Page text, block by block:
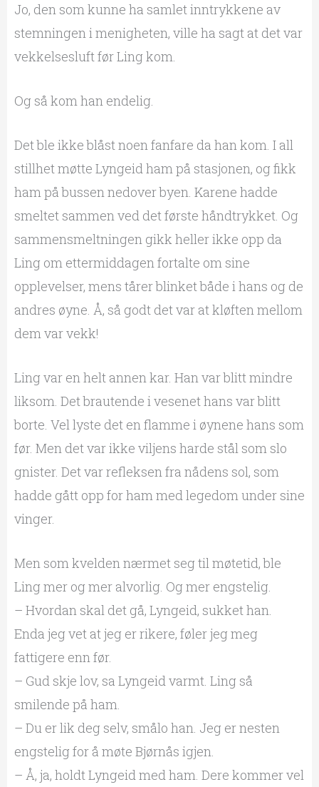
Jo, den som kunne ha samlet inntrykkene av
stemningen i menigheten, ville ha sagt at det var
vekkelsesluft før Ling kom.
Og så kom han endelig.
Det ble ikke blåst noen fanfare da han kom. I all
stillhet møtte Lyngeid ham på stasjonen, og fikk
ham på bussen nedover byen. Karene hadde
smeltet sammen ved det første håndtrykket. Og
sammensmeltningen gikk heller ikke opp da
Ling om ettermiddagen fortalte om sine
opplevelser, mens tårer blinket både i hans og de
andres øyne. Å, så godt det var at kløften mellom
dem var vekk!
Ling var en helt annen kar. Han var blitt mindre
liksom. Det brautende i vesenet hans var blitt
borte. Vel lyste det en flamme i øynene hans som
før. Men det var ikke viljens harde stål som slo
gnister. Det var refleksen fra nådens sol, som
hadde gått opp for ham med legedom under sine
vinger.
Men som kvelden nærmet seg til møtetid, ble
Ling mer og mer alvorlig. Og mer engstelig.
– Hvordan skal det gå, Lyngeid, sukket han.
Enda jeg vet at jeg er rikere, føler jeg meg
fattigere enn før.
– Gud skje lov, sa Lyngeid varmt. Ling så
smilende på ham.
– Du er lik deg selv, smålo han. Jeg er nesten
engstelig for å møte Bjørnås igjen.
– Å, ja, holdt Lyngeid med ham. Dere kommer vel